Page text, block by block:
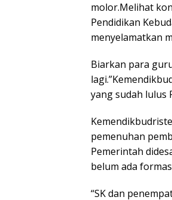
molor.Melihat
Pendidikan
menyelamatkan
Biarkan para
yang sudah lulus
pemenuhan
Pemerintah
belum ada
“SK dan